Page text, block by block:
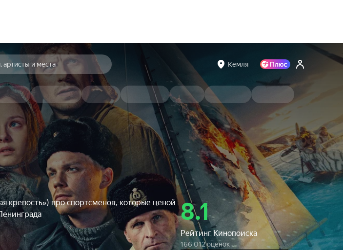
артисты и места Кемля
крепость») про спортсменов, которые ценой 8.1
Рейтинг Кинопоиска
166 012 оценок